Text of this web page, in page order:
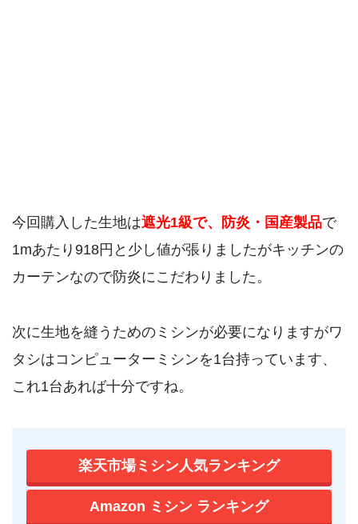
今回購入した生地は遮光1級で、防炎・国産製品で
1mあたり918円と少し値が張りましたがキッチンの
カーテンなので防炎にこだわりました。
次に生地を縫うためのミシンが必要になりますがワ
タシはコンピューターミシンを1台持っています、
これ1台あれば十分ですね。
楽天市場ミシン人気ランキング
Amazon ミシン ランキング